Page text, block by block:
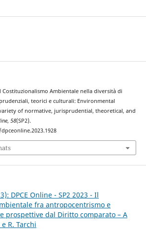
Costituzionalismo Ambientale nella diversità di
teorici e culturali: Environmental
of normative, jurisprudential, theoretical, and
, 58(SP2).
DPCE Online - SP2 2023 - Il
fra antropocentrismo e
prospettive dal Diritto comparato – A
R. Tarchi